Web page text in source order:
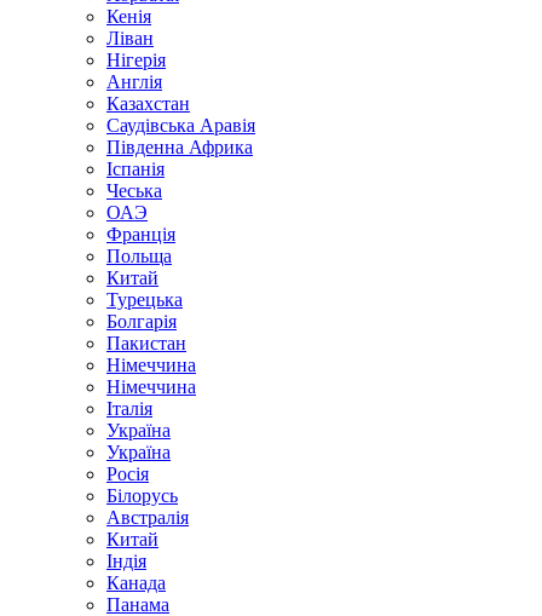
Кенія
Ліван
Нігерія
Англія
Казахстан
Саудівська Аравія
Південна Африка
Іспанія
Чеська
ОАЭ
Франція
Польща
Китай
Турецька
Болгарія
Пакистан
Німеччина
Німеччина
Італія
Україна
Україна
Росія
Білорусь
Австралія
Китай
Індія
Канада
Панама